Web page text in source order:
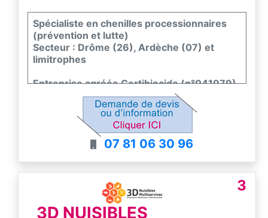
Spécialiste en chenilles processionnaires
(prévention et lutte)
Secteur : Drôme (26), Ardèche (07) et
limitrophes
Entreprise agréée Certibiocide (n°041979)
Un expert dans la lutte contre les nuisibles à
votre service !
07 81 06 30 96
3
3D NUISIBLES